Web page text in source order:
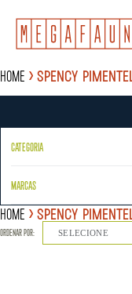
Home Spency Pimentel
CATEGORIA
MARCAS
Home Spency Pimentel
ORDENAR POR: SELECIONE